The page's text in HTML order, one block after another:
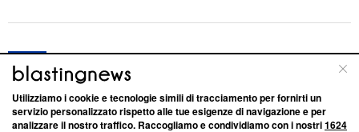
Blasting News lavora con l’Unione Europea nella lotta
contro le fake news
ABOUT LINEA EDITORIALE
Utilizziamo i cookie e tecnologie simili di tracciamento per fornirti un
servizio personalizzato rispetto alle tue esigenze di navigazione e per
analizzare il nostro traffico. Raccogliamo e condividiamo con i nostri1624